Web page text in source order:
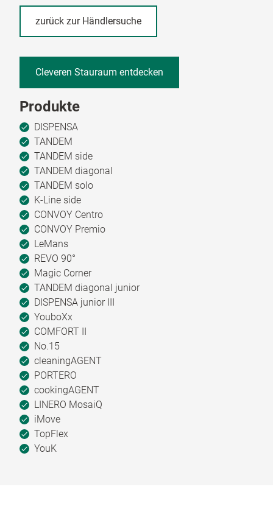
zurück zur Händlersuche
Cleveren Stauraum entdecken
Produkte
DISPENSA
TANDEM
TANDEM side
TANDEM diagonal
TANDEM solo
K-Line side
CONVOY Centro
CONVOY Premio
LeMans
REVO 90°
Magic Corner
TANDEM diagonal junior
DISPENSA junior III
YouboXx
COMFORT II
No.15
cleaningAGENT
PORTERO
cookingAGENT
LINERO MosaiQ
iMove
TopFlex
YouK